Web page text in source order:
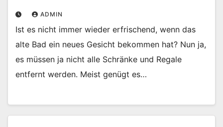
ADMIN
Ist es nicht immer wieder erfrischend, wenn das
alte Bad ein neues Gesicht bekommen hat? Nun ja,
es müssen ja nicht alle Schränke und Regale
entfernt werden. Meist genügt es…